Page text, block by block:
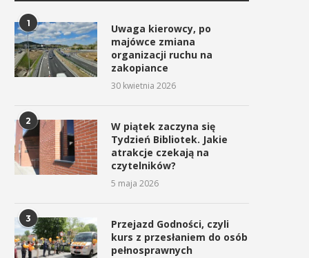
1
Uwaga kierowcy, po
majówce zmiana
organizacji ruchu na
zakopiance
30 kwietnia 2026
2
W piątek zaczyna się
Tydzień Bibliotek. Jakie
atrakcje czekają na
czytelników?
5 maja 2026
3
Przejazd Godności, czyli
kurs z przesłaniem do osób
pełnosprawnych